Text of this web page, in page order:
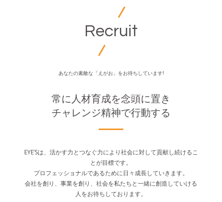
Recruit
あなたの素敵な「えがお」をお待ちしています!
常に人材育成を念頭に置き
チャレンジ精神で行動する
EYE’Sは、活かす力とつなぐ力により社会に対して貢献し続けるこ
とが目標です。
プロフェッショナルであるために日々成長していきます。
会社を創り、事業を創り、社会を私たちと一緒に創造していける
人をお待ちしております。